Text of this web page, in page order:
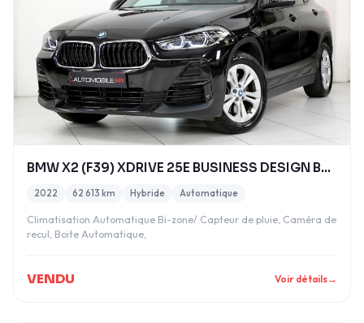
BMW X2 (F39) XDRIVE 25E BUSINESS DESIGN BVA6
2022 62 613 km Hybride Automatique
Climatisation Automatique Bi-zone/ Capteur de pluie, Caméra de
recul, Boite Automatique,
VENDU Voir détails→